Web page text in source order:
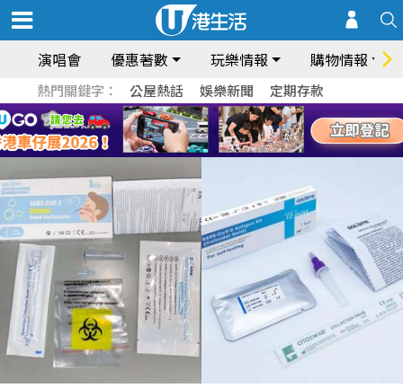
演唱會 優惠著數 玩樂情報 購物情報
熱門關鍵字： 公屋熱話 娛樂新聞 定期存款